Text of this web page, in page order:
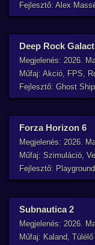
Fejlesztő: Alex
Deep Rock
Megjelenés: 2026.
Műfaj: Akció, FPS,
Fejlesztő: Ghost
Forza Horizon 6
Megjelenés: 2026.
Műfaj: Szimuláció,
Fejlesztő:
Subnautica 2
Megjelenés: 2026.
Műfaj: Kaland, Túlélő